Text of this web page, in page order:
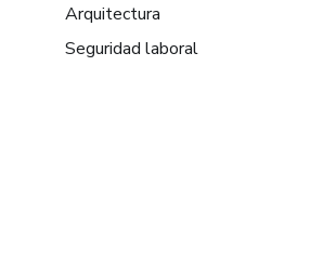
Arquitectura
Seguridad laboral